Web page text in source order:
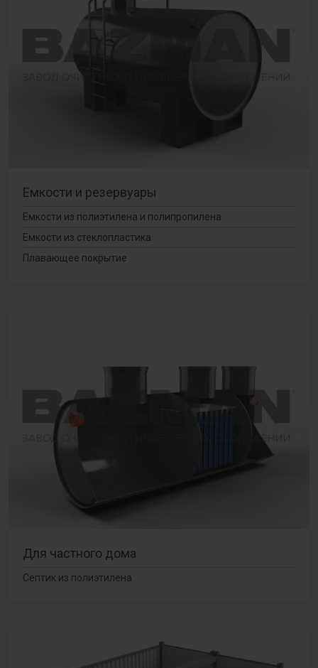
Емкости и резервуары
Емкости из полиэтилена и полипропилена
Емкости из стеклопластика
Плавающее покрытие
Для частного дома
Септик из полиэтилена